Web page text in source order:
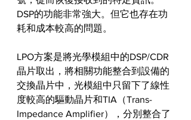
DSP的功能非常強大。但它也存在功
耗和成本較高的問題。
LPO方案是將光學模組中的DSP/CDR
晶片取出，將相關功能整合到設備的
交換晶片中，光模組中只留下了線性
度較高的驅動晶片和TIA（Trans-
Impedance Amplifier），分別整合了